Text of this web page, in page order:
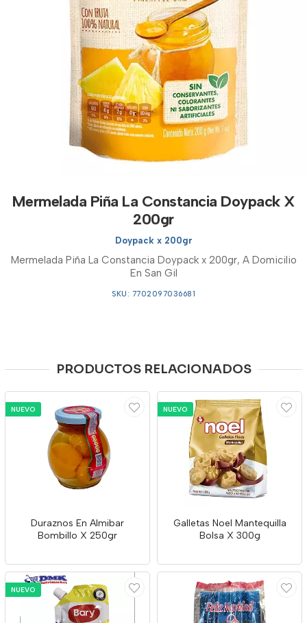
Mermelada Piña La Constancia Doypack X
200gr
Doypack x 200gr
Mermelada Piña La Constancia Doypack x 200gr, A Domicilio
En San Gil
SKU: 7702097036681
PRODUCTOS RELACIONADOS
NUEVO
Duraznos En Almibar
Bombillo X 250gr
NUEVO
Galletas Noel Mantequilla
Bolsa X 300g
NUEVO